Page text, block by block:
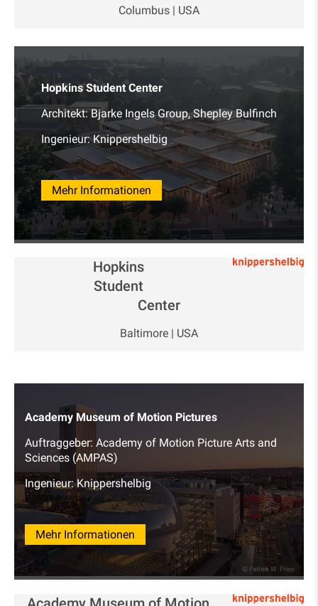
Columbus | USA
Hopkins Student Center
Architekt: Bjarke Ingels Group, Shepley Bulfinch
Ingenieur: Knippershelbig
Mehr Informationen
Hopkins
Student
Center
Baltimore | USA
Academy Museum of Motion Pictures
Auftraggeber: Academy of Motion Picture Arts and
Sciences (AMPAS)
Ingenieur: Knippershelbig
Mehr Informationen